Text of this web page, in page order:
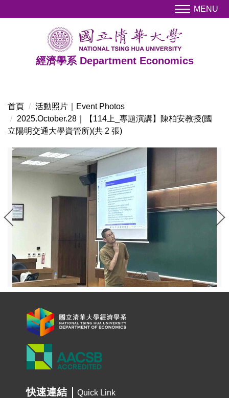
到
經濟學系 Department Economics
MENU
首頁
活動照片｜Event Photos
2025.October.28｜【114上_專題演講】陳柏安教授(國
立陽明交通大學資管所)(共 2 張)
快速連結 Quick Link